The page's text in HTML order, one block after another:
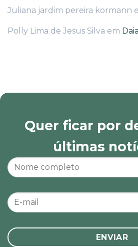
Juliana jardim pereira kormann
Polly Lima de Jesus Silva em
Quer ficar por
últimas